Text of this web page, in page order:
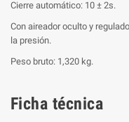
Cierre automático: 10 ± 2s.
Con aireador oculto y
la presión.
Peso bruto: 1,320 kg.
Ficha técnica